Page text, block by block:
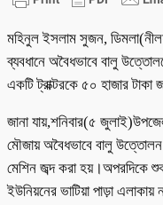
মহিনুল ইসলাম সুজন,
ব্যবধানে অবৈধভাবে বালু
একটি ট্রাক্টরকে ৫০ হাজার
জানা যায়,শনিবার(৫
মৌজায় অবৈধভাবে বালু উত্তোলন
মেশিন জব্দ করা হয়।অপরদিকে
ইউনিয়নের ভাটিয়া পাড়া এলাকায়